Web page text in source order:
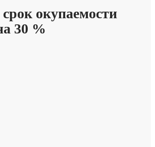
окупаемости
30 %